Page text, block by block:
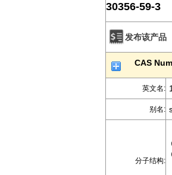
30356-59-3
发布该产品
CAS
英文名:
别名:
分子结构: